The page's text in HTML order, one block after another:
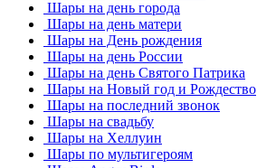
Шары на день города
Шары на день матери
Шары на День рождения
Шары на день России
Шары на день Святого Патрика
Шары на Новый год и Рождество
Шары на последний звонок
Шары на свадьбу
Шары на Хеллуин
Шары по мультигероям